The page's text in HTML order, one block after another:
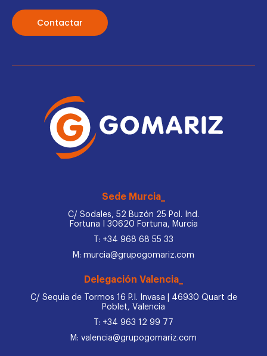
Contactar
Sede Murcia_
C/ Sodales, 52 Buzón 25 Pol. Ind.
Fortuna I 30620 Fortuna, Murcia
T: +34 968 68 55 33
M: murcia@grupogomariz.com
Delegación Valencia_
C/ Sequia de Tormos 16 P.I. Invasa | 46930 Quart de
Poblet, Valencia
T: +34 963 12 99 77
M: valencia@grupogomariz.com